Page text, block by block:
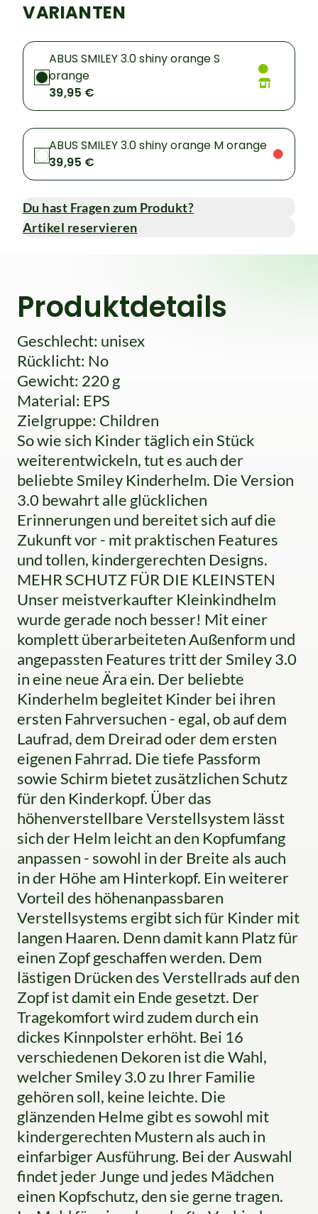
VARIANTEN
ABUS SMILEY 3.0 shiny orange S
orange
39,95 €
ABUS SMILEY 3.0 shiny orange M orange
39,95 €
Du hast Fragen zum Produkt?
Artikel reservieren
Produktdetails
Geschlecht: unisex
Rücklicht: No
Gewicht: 220 g
Material: EPS
Zielgruppe: Children
So wie sich Kinder täglich ein Stück
weiterentwickeln, tut es auch der
beliebte Smiley Kinderhelm. Die Version
3.0 bewahrt alle glücklichen
Erinnerungen und bereitet sich auf die
Zukunft vor - mit praktischen Features
und tollen, kindergerechten Designs.
MEHR SCHUTZ FÜR DIE KLEINSTEN
Unser meistverkaufter Kleinkindhelm
wurde gerade noch besser! Mit einer
komplett überarbeiteten Außenform und
angepassten Features tritt der Smiley 3.0
in eine neue Ära ein. Der beliebte
Kinderhelm begleitet Kinder bei ihren
ersten Fahrversuchen - egal, ob auf dem
Laufrad, dem Dreirad oder dem ersten
eigenen Fahrrad. Die tiefe Passform
sowie Schirm bietet zusätzlichen Schutz
für den Kinderkopf. Über das
höhenverstellbare Verstellsystem lässt
sich der Helm leicht an den Kopfumfang
anpassen - sowohl in der Breite als auch
in der Höhe am Hinterkopf. Ein weiterer
Vorteil des höhenanpassbaren
Verstellsystems ergibt sich für Kinder mit
langen Haaren. Denn damit kann Platz für
einen Zopf geschaffen werden. Dem
lästigen Drücken des Verstellrads auf den
Zopf ist damit ein Ende gesetzt. Der
Tragekomfort wird zudem durch ein
dickes Kinnpolster erhöht. Bei 16
verschiedenen Dekoren ist die Wahl,
welcher Smiley 3.0 zu Ihrer Familie
gehören soll, keine leichte. Die
glänzenden Helme gibt es sowohl mit
kindergerechten Mustern als auch in
einfarbiger Ausführung. Bei der Auswahl
findet jeder Junge und jedes Mädchen
einen Kopfschutz, den sie gerne tragen.